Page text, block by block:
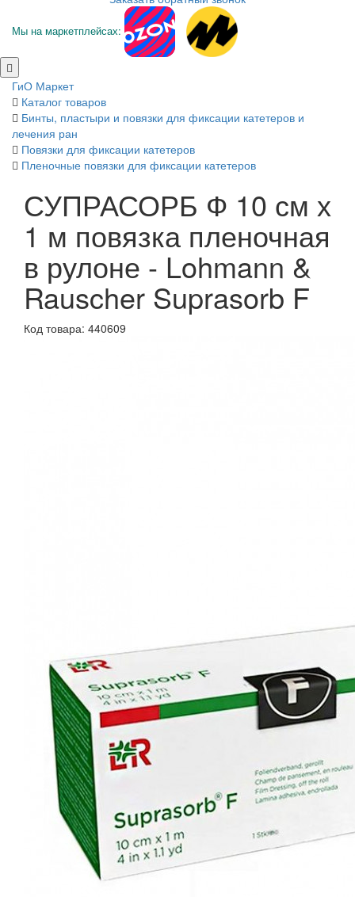
Мы на маркетплейсах:
ГиО Маркет
Каталог товаров
Бинты, пластыри и повязки для фиксации катетеров и
лечения ран
Повязки для фиксации катетеров
Пленочные повязки для фиксации катетеров
СУПРАСОРБ Ф 10 см х
1 м повязка пленочная
в рулоне - Lohmann &
Rauscher Suprasorb F
Код товара: 440609